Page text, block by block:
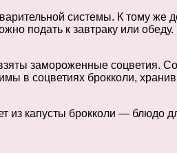
системы. К тому
подать к завтраку или
замороженные
в соцветиях брокколи,